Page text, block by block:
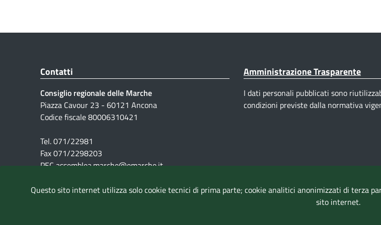
Contatti
Consiglio regionale delle Marche
Piazza Cavour 23 - 60121 Ancona
Codice fiscale 80006310421
Tel. 071/22981
Fax 071/2298203
PEC assemblea.marche@emarche.it
Amministrazione Trasparente
I dati personali pubblicati sono
condizioni previste dalla normativa
Questo sito internet utilizza solo cookie tecnici di prima parte; cookie analitici anonimizzati di terza
sito internet.